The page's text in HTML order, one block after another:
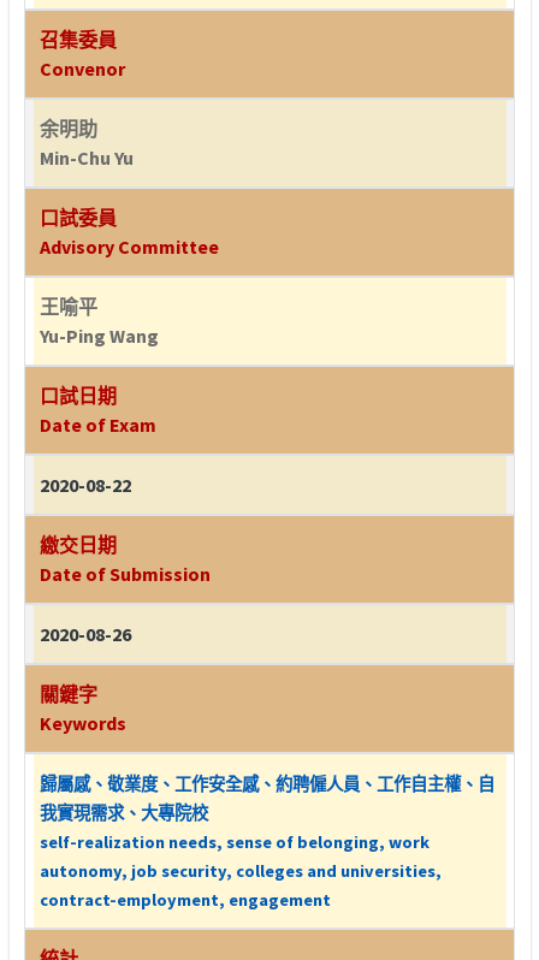
召集委員
Convenor
余明助
Min-Chu Yu
口試委員
Advisory Committee
王喻平
Yu-Ping Wang
口試日期
Date of Exam
2020-08-22
繳交日期
Date of Submission
2020-08-26
關鍵字
Keywords
歸屬感、敬業度、工作安全感、約聘僱人員、工作自主權、自
我實現需求、大專院校
self-realization needs, sense of belonging, work
autonomy, job security, colleges and universities,
contract-employment, engagement